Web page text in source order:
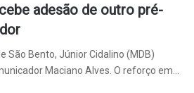
adesão de outro pré-
São Bento, Júnior Cidalino (MDB)
Maciano Alves. O reforço em…